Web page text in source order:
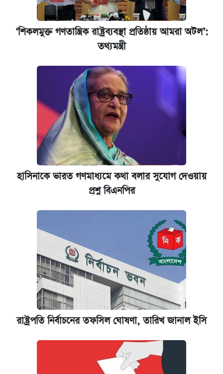
কবে শুরু হচ্ছে ঢাবির ভর্তি আবেদন, জানাল কর্তৃপক্ষ
যুক্তরাষ্ট্র থেকে আরও ২৩ বাংলাদেশিকে দেশে
ফেরত পাঠানো হলো
ইপিএস প্রকাশ করেছে ঢাকা ব্যাংক
‘শিকলমুক্ত গণতান্ত্রিক রাষ্ট্রব্যবস্থা প্রতিষ্ঠায় আমরা অটল’:
তথ্যমন্ত্রী
হাসিনাকে ভারত গণমাধ্যমে কথা বলার সুযোগ দেওয়ায়
প্রশ্ন বিএনপির
রাষ্ট্রপতি নির্বাচনের তফসিল ঘোষণা, তারিখ জানাল ইসি